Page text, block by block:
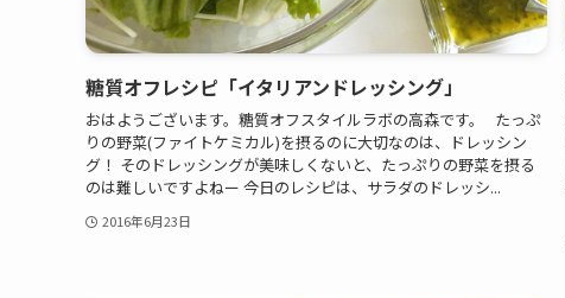
糖質オフレシピ「イタリアンドレッシング」
おはようございます。糖質オフスタイルラボの高森です。 たっぷ
りの野菜(ファイトケミカル)を摂るのに大切なのは、ドレッシン
グ！ そのドレッシングが美味しくないと、たっぷりの野菜を摂る
のは難しいですよねー 今日のレシピは、サラダのドレッシ...
2016年6月23日